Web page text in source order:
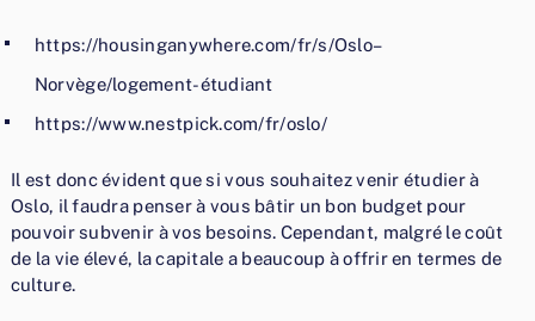
https://housinganywhere.com/fr/s/Oslo–
Norvège/logement-étudiant
https://www.nestpick.com/fr/oslo/
Il est donc évident que si vous souhaitez venir étudier à
Oslo, il faudra penser à vous bâtir un bon budget pour
pouvoir subvenir à vos besoins. Cependant, malgré le coût
de la vie élevé, la capitale a beaucoup à offrir en termes de
culture.